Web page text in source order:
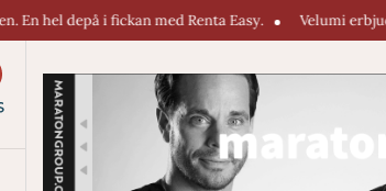
depå i fickan med Renta Easy. Velumi erbjuder